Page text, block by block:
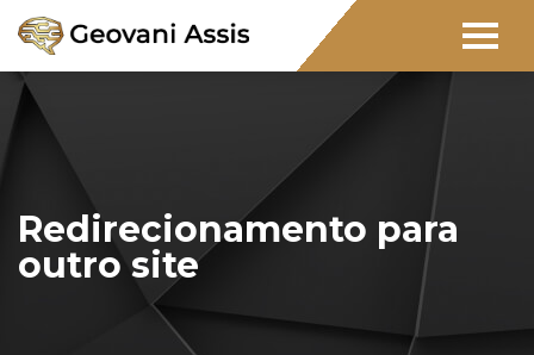
Redirecionamento para
outro site